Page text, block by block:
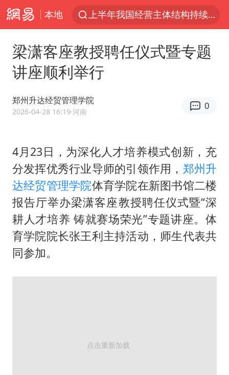
本地
于东来回应胖东来近25年老店年底关闭
《披荆斩棘2026》阵容官宣
上海全力守护市民“菜篮子”
美将每月供乌爱国者拦截导弹
构建更高水平的全民健身公共服务体系
上门女婿出轨女邻居多年被判重婚罪
香港刷新1884年以来最高气温纪录
新疆一婚礼线上邀请引热议
梁潇客座教授聘任仪式暨专题
讲座顺利举行
郑州升达经贸管理学院
2026-04-28 16:19·河南
0
4月23日，为深化人才培养模式创新，充
分发挥优秀行业导师的引领作用， 郑州升
达经贸管理学院体育学院在新图书馆二楼
报告厅举办梁潇客座教授聘任仪式暨“深
耕人才培养 铸就赛场荣光”专题讲座。体
育学院院长张王利主持活动，师生代表共
同参加。